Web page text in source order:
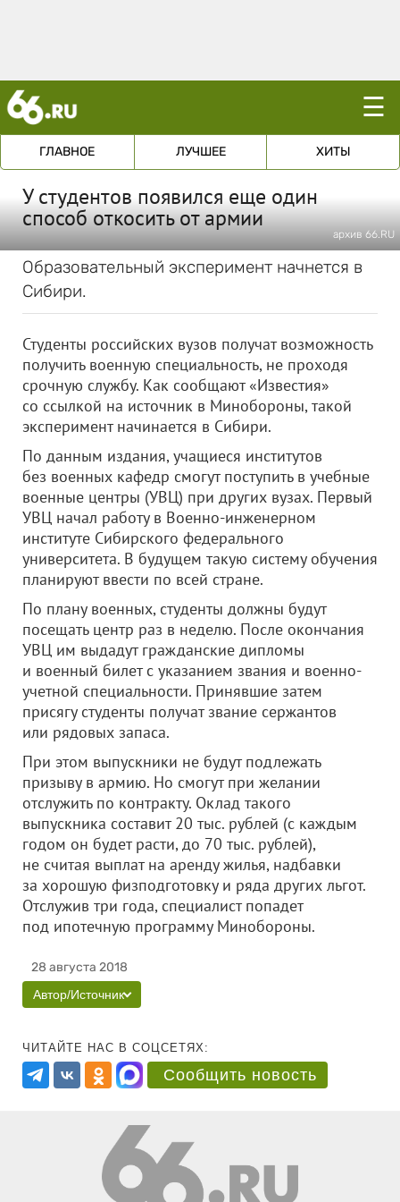
☰
ГЛАВНОЕ ЛУЧШЕЕ ХИТЫ
У студентов появился еще один
способ откосить от армии
архив 66.RU
Образовательный эксперимент начнется в
Сибири.
Студенты российских вузов получат возможность
получить военную специальность, не проходя
срочную службу. Как сообщают «Известия»
со ссылкой на источник в Минобороны, такой
эксперимент начинается в Сибири.
По данным издания, учащиеся институтов
без военных кафедр смогут поступить в учебные
военные центры (УВЦ) при других вузах. Первый
УВЦ начал работу в Военно-инженерном
институте Сибирского федерального
университета. В будущем такую систему обучения
планируют ввести по всей стране.
По плану военных, студенты должны будут
посещать центр раз в неделю. После окончания
УВЦ им выдадут гражданские дипломы
и военный билет с указанием звания и военно-
учетной специальности. Принявшие затем
присягу студенты получат звание сержантов
или рядовых запаса.
При этом выпускники не будут подлежать
призыву в армию. Но смогут при желании
отслужить по контракту. Оклад такого
выпускника составит 20 тыс. рублей (с каждым
годом он будет расти, до 70 тыс. рублей),
не считая выплат на аренду жилья, надбавки
за хорошую физподготовку и ряда других льгот.
Отслужив три года, специалист попадет
под ипотечную программу Минобороны.
28 августа 2018
Автор/Источник
ЧИТАЙТЕ НАС В СОЦСЕТЯХ:
Сообщить новость